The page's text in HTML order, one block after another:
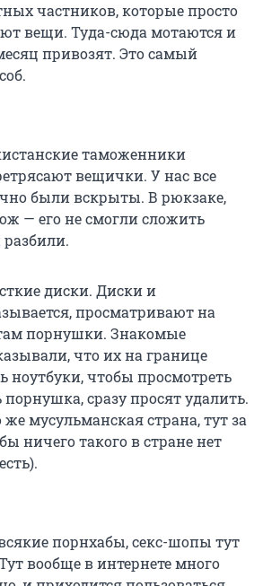
частников, которые просто
вещи. Туда-сюда мотаются и
привозят. Это самый
таможенники
вещички. У нас все
были вскрыты. В рюкзаке,
— его не смогли сложить
разбили.
диски. Диски и
просматривают на
порнушки. Знакомые
что их на границе
ноутбуки, чтобы просмотреть
сразу просят удалить.
мусульманская страна, тут за
ничего такого в стране нет
порнхабы, секс-шопы тут
вообще в интернете много